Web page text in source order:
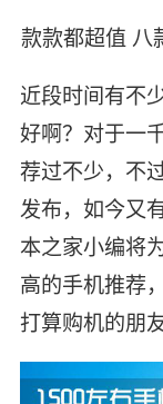
款款都超值 八
近段时间有不
好啊？对于一
荐过不少，不
发布，如今又
本之家小编将
高的手机推荐
打算购机的朋